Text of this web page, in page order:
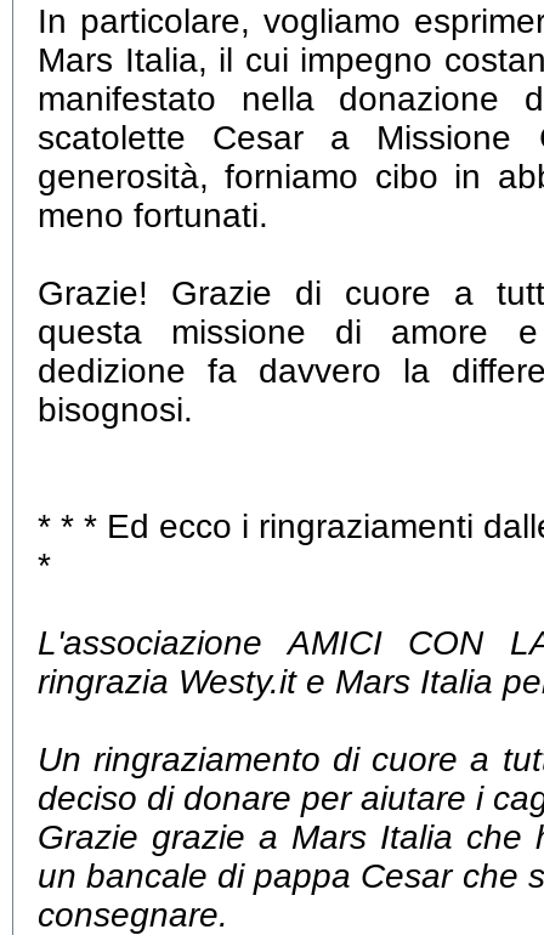
In particolare, vogliamo
Mars Italia, il cui impegno
manifestato nella
scatolette Cesar a Missione
generosità, forniamo cibo in
meno fortunati.
Grazie! Grazie di cuore a
questa missione di amore
dedizione fa davvero la
bisognosi.
* * * Ed ecco i ringraziamenti
*
L'associazione AMICI CON
ringrazia Westy.it e Mars Italia
Un ringraziamento di cuore a
deciso di donare per aiutare i
Grazie grazie a Mars Italia che
un bancale di pappa Cesar che
consegnare.